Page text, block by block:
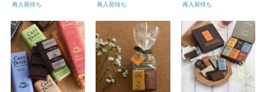
再入荷待ち 再入荷待ち 再入荷待ち